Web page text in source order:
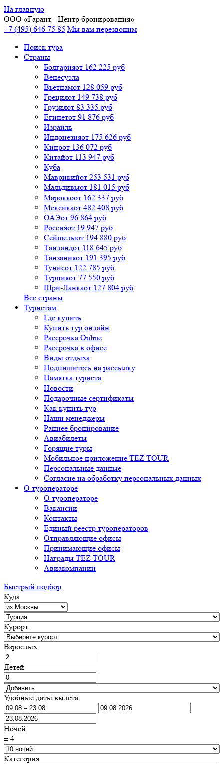
На главную
ООО «Гарант - Центр бронирования»
+7 (495) 646 75 85 Мы вам перезвоним
Поиск тура
Cтраны
Болгарияот 162 225 руб
Венесуэла
Вьетнамот 128 059 руб
Грецияот 149 738 руб
Грузияот 83 335 руб
Египетот 91 876 руб
Израиль
Индонезияот 175 626 руб
Кипрот 136 072 руб
Китайот 113 947 руб
Куба
Маврикийот 253 531 руб
Мальдивыот 181 015 руб
Мароккоот 162 337 руб
Мексикаот 482 408 руб
ОАЭот 96 864 руб
Россияот 19 947 руб
Сейшелыот 194 880 руб
Таиландот 118 645 руб
Танзанияот 191 395 руб
Тунисот 122 785 руб
Турцияот 77 550 руб
Шри-Ланкаот 127 804 руб
Все страны
Туристам
Где купить
Купить тур онлайн
Рассрочка Online
Рассрочка в офисе
Виды отдыха
Подпишитесь на рассылку
Памятка туриста
Новости
Подарочные сертификаты
Как купить тур
Наши менеджеры
Раннее бронирование
Авиабилеты
Горящие туры
Мобильное приложение TEZ TOUR
Персональные данные
Согласие на обработку персональных данных
О туроператоре
О туроператоре
Вакансии
Контакты
Единый реестр туроператоров
Отправляющие офисы
Принимающие офисы
Награды TEZ TOUR
Авиакомпании
Быстрый подбор
Куда
Курорт
Взрослых
Детей
Удобные даты вылета
Ночей
± 4
Категория